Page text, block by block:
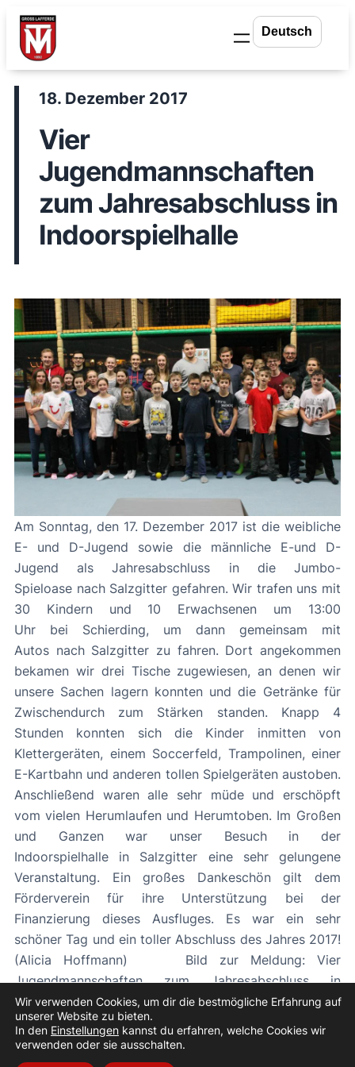
Zum
Inhalt
springen
18. Dezember 2017
Vier
Jugendmannschaften
zum Jahresabschluss in
Indoorspielhalle
Am Sonntag, den 17. Dezember 2017 ist die weibliche
E- und D-Jugend sowie die männliche E-und D-
Jugend als Jahresabschluss in die Jumbo-
Spieloase nach Salzgitter gefahren. Wir trafen uns mit
30 Kindern und 10 Erwachsenen um 13:00
Uhr bei Schierding, um dann gemeinsam mit
Autos nach Salzgitter zu fahren. Dort angekommen
bekamen wir drei Tische zugewiesen, an denen wir
unsere Sachen lagern konnten und die Getränke für
Zwischendurch zum Stärken standen. Knapp 4
Stunden konnten sich die Kinder inmitten von
Klettergeräten, einem Soccerfeld, Trampolinen, einer
E-Kartbahn und anderen tollen Spielgeräten austoben.
Anschließend waren alle sehr müde und erschöpft
vom vielen Herumlaufen und Herumtoben. Im Großen
und Ganzen war unser Besuch in der
Indoorspielhalle in Salzgitter eine sehr gelungene
Veranstaltung. Ein großes Dankeschön gilt dem
Förderverein für ihre Unterstützung bei der
Finanzierung dieses Ausfluges. Es war ein sehr
schöner Tag und ein toller Abschluss des Jahres 2017!
(Alicia Hoffmann) Bild zur Meldung: Vier
Jugendmannschaften zum Jahresabschluss in
Indoorspielhalle
« Vorheriger Beitrag Nächster Beitrag
Wir verwenden Cookies, um dir die bestmögliche Erfahrung auf
unserer Website zu bieten.
In den Einstellungen kannst du erfahren, welche Cookies wir
verwenden oder sie ausschalten.